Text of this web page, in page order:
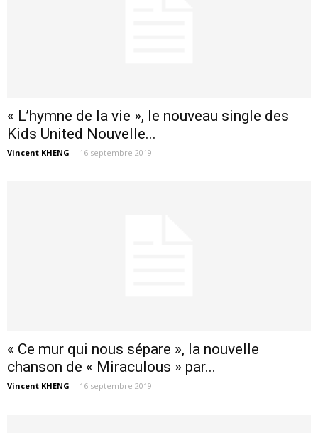
« L’hymne de la vie », le nouveau single des
Kids United Nouvelle...
Vincent KHENG - 16 septembre 2019
« Ce mur qui nous sépare », la nouvelle
chanson de « Miraculous » par...
Vincent KHENG - 16 septembre 2019